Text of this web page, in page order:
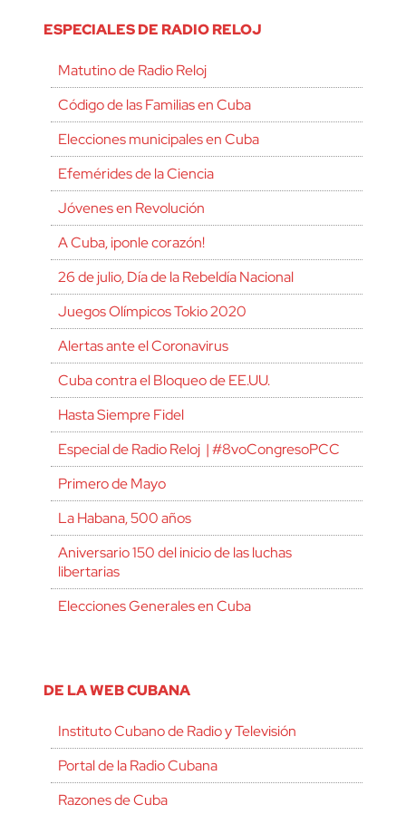
ESPECIALES DE RADIO RELOJ
Matutino de Radio Reloj
Código de las Familias en Cuba
Elecciones municipales en Cuba
Efemérides de la Ciencia
Jóvenes en Revolución
A Cuba, ¡ponle corazón!
26 de julio, Día de la Rebeldía Nacional
Juegos Olímpicos Tokio 2020
Alertas ante el Coronavirus
Cuba contra el Bloqueo de EE.UU.
Hasta Siempre Fidel
Especial de Radio Reloj | #8voCongresoPCC
Primero de Mayo
La Habana, 500 años
Aniversario 150 del inicio de las luchas
libertarias
Elecciones Generales en Cuba
DE LA WEB CUBANA
Instituto Cubano de Radio y Televisión
Portal de la Radio Cubana
Razones de Cuba